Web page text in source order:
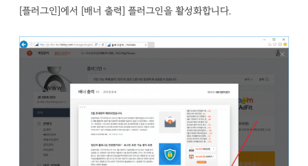
[플러그인]에서 [배너 출력] 플러그인을 활성화합니다.